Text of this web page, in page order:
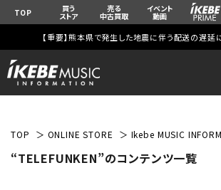
TOP 買う
ストア
売る
中古買取
イベント
動画
【重要】熊本県で発生した地震に伴う配送の遅延
TOP ONLINE STORE Ikebe MUSIC
“TELEFUNKEN”のコンテンツ一覧